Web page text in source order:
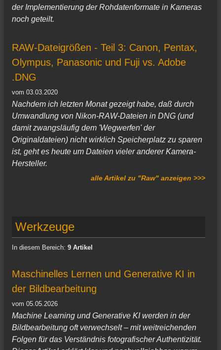
der Implementierung der Rohdatenformate in Kameras
noch geteilt.
RAW-Dateigrößen - Teil 3: Canon, Pentax,
Olympus, Panasonic und Fuji vs. Adobe
.DNG
vom 03.03.2020
Nachdem ich letzten Monat gezeigt habe, daß durch
Umwandlung von Nikon-RAW-Dateien in DNG (und
damit zwangsläufig dem 'Wegwerfen' der
Originaldateien) nicht wirklich Speicherplatz zu sparen
ist, geht es heute um Dateien vieler anderer Kamera-
Hersteller.
alle Artikel zu "Raw" anzeigen >>>
Werkzeuge
In diesem Bereich: 9 Artikel
Maschinelles Lernen und Generative KI in
der Bildbearbeitung
vom 05.05.2026
Machine Learning und Generative KI werden in der
Bildbearbeitung oft verwechselt – mit weitreichenden
Folgen für das Verständnis fotografischer Authentizität.